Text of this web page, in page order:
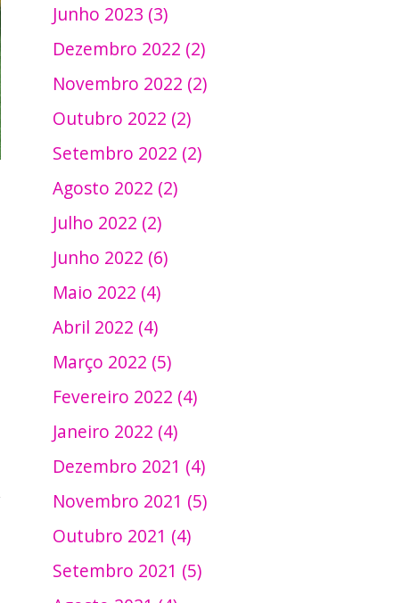
Junho 2023 (3)
Dezembro 2022 (2)
Novembro 2022 (2)
Outubro 2022 (2)
Setembro 2022 (2)
Agosto 2022 (2)
Julho 2022 (2)
Junho 2022 (6)
Maio 2022 (4)
Abril 2022 (4)
Março 2022 (5)
Fevereiro 2022 (4)
Janeiro 2022 (4)
Dezembro 2021 (4)
Novembro 2021 (5)
Outubro 2021 (4)
Setembro 2021 (5)